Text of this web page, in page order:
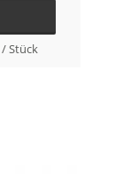
/Stück